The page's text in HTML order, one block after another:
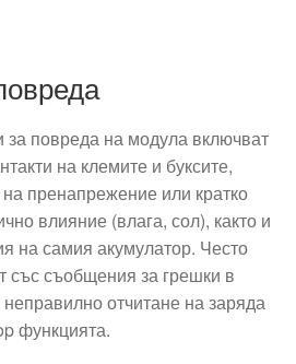
за повреда на модула включват
на клемите и буксите,
пренапрежение или кратко
влияние (влага, сол), както и
на самия акумулатор. Често
със съобщения за грешки в
отчитане на заряда
функцията.